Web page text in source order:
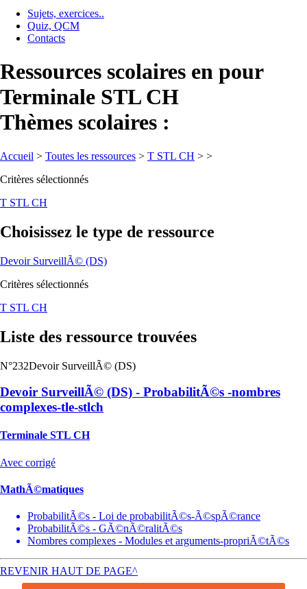
Sujets, exercices..
Quiz, QCM
Contacts
Ressources scolaires en pour
Terminale STL CH
Thèmes scolaires :
Accueil > Toutes les ressources > T STL CH > >
Critères sélectionnés
T STL CH
Choisissez le type de ressource
Devoir SurveillÃ© (DS)
Critères sélectionnés
T STL CH
Liste des ressource trouvées
N°232Devoir SurveillÃ© (DS)
Devoir SurveillÃ© (DS) - ProbabilitÃ©s -nombres
complexes-tle-stlch
Terminale STL CH
Avec corrigé
MathÃ©matiques
ProbabilitÃ©s - Loi de probabilitÃ©s-Ã©spÃ©rance
ProbabilitÃ©s - GÃ©nÃ©ralitÃ©s
Nombres complexes - Modules et arguments-propriÃ©tÃ©s
REVENIR HAUT DE PAGE^